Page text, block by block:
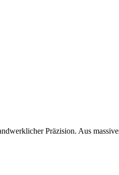
Präzision. Aus